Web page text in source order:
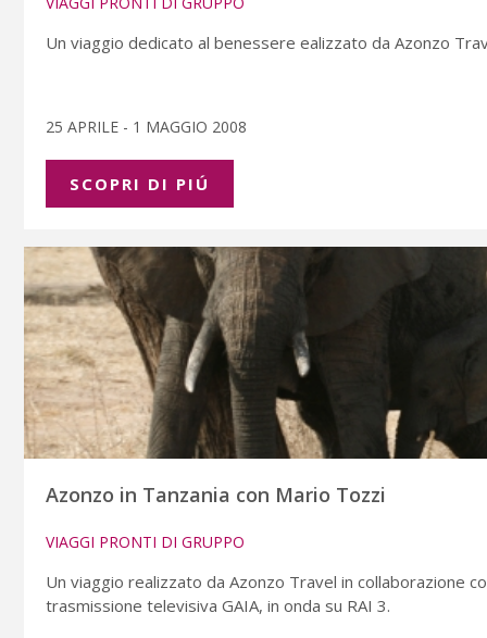
Un viaggio dedicato al benessere ealizzato da Azonzo
25 APRILE - 1 MAGGIO 2008
SCOPRI DI PIÚ
Azonzo in Tanzania con Mario Tozzi
VIAGGI PRONTI DI GRUPPO
Un viaggio realizzato da Azonzo Travel in collaborazione
trasmissione televisiva GAIA, in onda su RAI 3.